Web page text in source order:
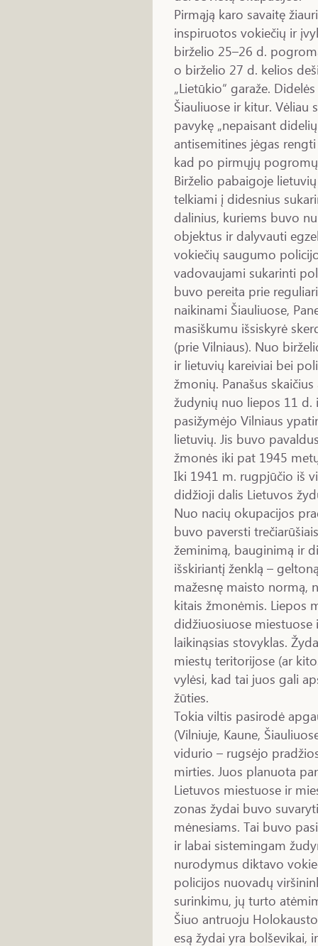
Pirmąją karo savaitę
inspiruotos vokiečių ir
birželio 25–26 d.
o birželio 27 d. kelios
„Lietūkio“ garaže.
Šiauliuose ir kitur. Vėliau
pavykę „nepaisant
antisemitines jėgas
kad po pirmųjų
Birželio pabaigoje
telkiami į didesnius
dalinius, kuriems buvo
objektus ir dalyvauti
vokiečių saugumo
vadovaujami sukarinti
buvo pereita prie
naikinami Šiauliuose,
masiškumu išsiskyrė
(prie Vilniaus). Nuo
ir lietuvių kareiviai bei
žmonių. Panašus
žudynių nuo liepos 11 d.
pasižymėjo Vilniaus
lietuvių. Jis buvo
žmonės iki pat 1945
Iki 1941 m. rugpjūčio iš
didžioji dalis Lietuvos
Nuo nacių okupacijos
buvo paversti
žeminimą, bauginimą ir
išskiriantį ženklą –
mažesnę maisto normą,
kitais žmonėmis. Liepos
didžiuosiuose
laikinąsias stovyklas.
miestų teritorijose (ar
vylėsi, kad tai juos gali
žūties.
Tokia viltis pasirodė
(Vilniuje, Kaune,
vidurio – rugsėjo
mirties. Juos planuota
Lietuvos miestuose ir
zonas žydai buvo
mėnesiams. Tai buvo
ir labai sistemingam
nurodymus diktavo
policijos nuovadų
surinkimu, jų turto
Šiuo antruoju
esą žydai yra bolševikai,